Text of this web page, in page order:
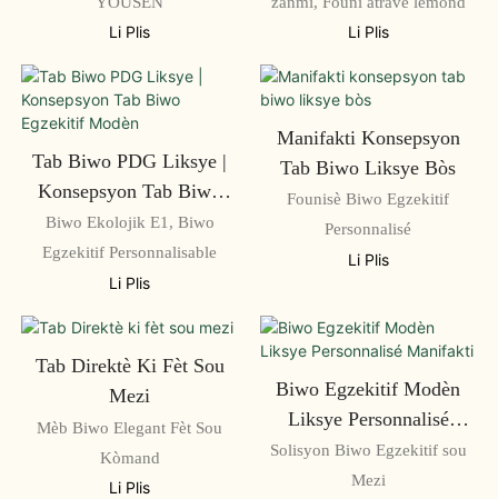
Li Plis Li Plis
Tab Biwo PDG Liksye |
Konsepsyon Tab Biwo
Egzekitif Modèn
Biwo Ekolojik E1, Biwo
Egzekitif Personnalisable
Li Plis
Manifakti Konsepsyon
Tab Biwo Liksye Bòs
Founisè Biwo Egzekitif
Personnalisé
Li Plis
Tab Direktè Ki Fèt Sou
Mezi
Mèb Biwo Elegant Fèt Sou
Kòmand
Li Plis
Biwo Egzekitif Modèn
Liksye Personnalisé
Manifakti
Solisyon Biwo Egzekitif sou
Mezi